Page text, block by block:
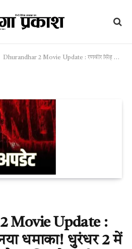
Dhurandhar 2 Movie Update : रणवीर सिंह का नया धमाका! धुरंधर 2 में लौटा वो अरैबिक ट्रैक, जिसने कभी गोविंदा को बनाया था सुपरस्टार
Movie Update :
धमाका! धुरंधर 2 में